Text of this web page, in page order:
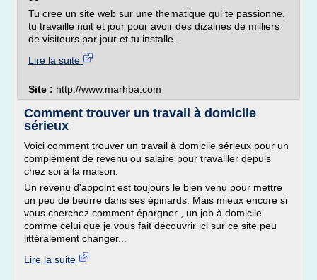
Tu cree un site web sur une thematique qui te passionne,
tu travaille nuit et jour pour avoir des dizaines de milliers
de visiteurs par jour et tu installe...
Lire la suite
Site : http://www.marhba.com
Comment trouver un travail à domicile
sérieux
Voici comment trouver un travail à domicile sérieux pour un
complément de revenu ou salaire pour travailler depuis
chez soi à la maison.
Un revenu d'appoint est toujours le bien venu pour mettre
un peu de beurre dans ses épinards. Mais mieux encore si
vous cherchez comment épargner , un job à domicile
comme celui que je vous fait découvrir ici sur ce site peu
littéralement changer...
Lire la suite